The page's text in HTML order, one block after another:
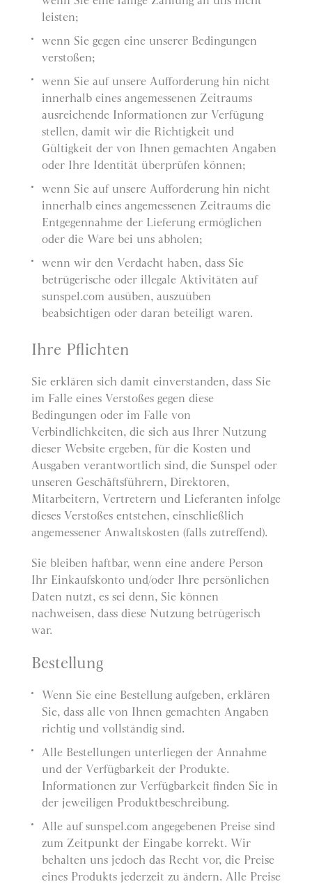
leisten;
wenn Sie gegen eine unserer Bedingungen
verstoßen;
wenn Sie auf unsere Aufforderung hin nicht
innerhalb eines angemessenen Zeitraums
ausreichende Informationen zur Verfügung
stellen, damit wir die Richtigkeit und
Gültigkeit der von Ihnen gemachten Angaben
oder Ihre Identität überprüfen können;
wenn Sie auf unsere Aufforderung hin nicht
innerhalb eines angemessenen Zeitraums die
Entgegennahme der Lieferung ermöglichen
oder die Ware bei uns abholen;
wenn wir den Verdacht haben, dass Sie
betrügerische oder illegale Aktivitäten auf
sunspel.com ausüben, auszuüben
beabsichtigen oder daran beteiligt waren.
Ihre Pflichten
Sie erklären sich damit einverstanden, dass Sie
im Falle eines Verstoßes gegen diese
Bedingungen oder im Falle von
Verbindlichkeiten, die sich aus Ihrer Nutzung
dieser Website ergeben, für die Kosten und
Ausgaben verantwortlich sind, die Sunspel oder
unseren Geschäftsführern, Direktoren,
Mitarbeitern, Vertretern und Lieferanten infolge
dieses Verstoßes entstehen, einschließlich
angemessener Anwaltskosten (falls zutreffend).
Sie bleiben haftbar, wenn eine andere Person
Ihr Einkaufskonto und/oder Ihre persönlichen
Daten nutzt, es sei denn, Sie können
nachweisen, dass diese Nutzung betrügerisch
war.
Bestellung
Wenn Sie eine Bestellung aufgeben, erklären
Sie, dass alle von Ihnen gemachten Angaben
richtig und vollständig sind.
Alle Bestellungen unterliegen der Annahme
und der Verfügbarkeit der Produkte.
Informationen zur Verfügbarkeit finden Sie in
der jeweiligen Produktbeschreibung.
Alle auf sunspel.com angegebenen Preise sind
zum Zeitpunkt der Eingabe korrekt. Wir
behalten uns jedoch das Recht vor, die Preise
eines Produkts jederzeit zu ändern. Alle Preise